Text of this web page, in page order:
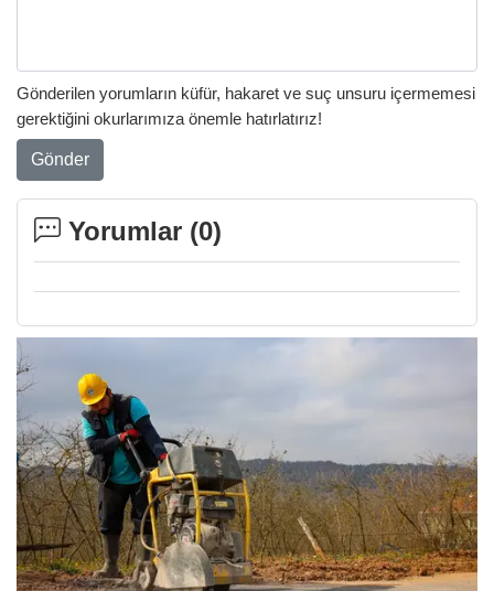
Gönderilen yorumların küfür, hakaret ve suç unsuru içermemesi
gerektiğini okurlarımıza önemle hatırlatırız!
Gönder
Yorumlar (0)